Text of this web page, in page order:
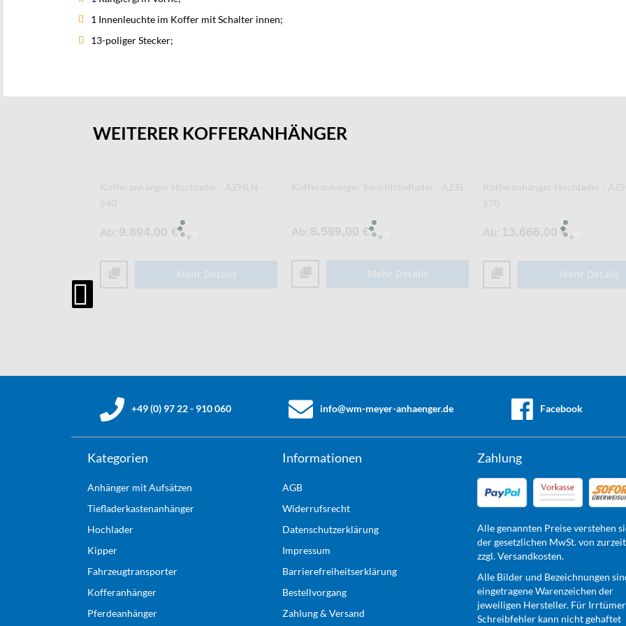
1 Innenleuchte im Koffer mit Schalter innen;
13-poliger Stecker;
WEITERER KOFFERANHÄNGER
10.466,00 €
Mehr Details
4.021,00 €
Mehr Details
4.593,00 €
Mehr Details
+49 (0) 97 22 - 910 060 info@wm-meyer-anhaenger.de Facebook
Kategorien
Anhänger mit Aufsätzen
Tiefladerkastenanhänger
Hochlader
Kipper
Fahrzeugtransporter
Kofferanhänger
Pferdeanhänger
Informationen
AGB
Widerrufsrecht
Datenschutzerklärung
Impressum
Barrierefreiheitserklärung
Bestellvorgang
Zahlung & Versand
Zahlung
Alle genannten Preise verstehen
der gesetzlichen MwSt. von
zzgl. Versandkosten.
Alle Bilder und Bezeichnungen
eingetragene Warenzeichen der
jeweiligen Hersteller. Für
Schreibfehler kann nicht gehaftet